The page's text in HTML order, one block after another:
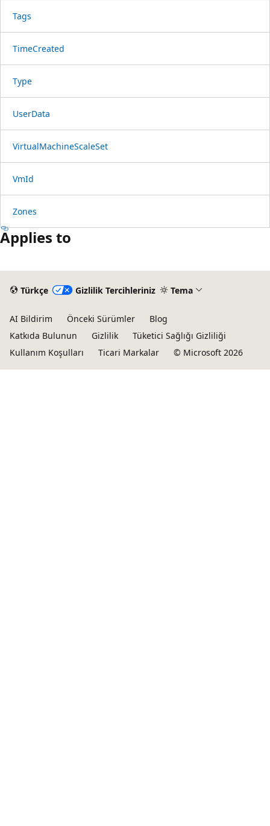
Tags
TimeCreated
Type
UserData
VirtualMachineScaleSet
VmId
Zones
Applies to
Türkçe Gizlilik Tercihleriniz Tema
AI Bildirim Önceki Sürümler
Blog
Katkıda Bulunun
Gizlilik
Tüketici Sağlığı Gizliliği
Kullanım Koşulları
Ticari Markalar © Microsoft 2026